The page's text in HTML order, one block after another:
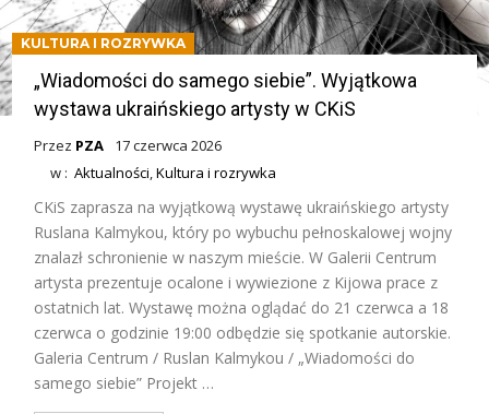
KULTURA I ROZRYWKA
„Wiadomości do samego siebie”. Wyjątkowa
wystawa ukraińskiego artysty w CKiS
Przez PZA
17 czerwca 2026
w :Aktualności,Kultura i rozrywka
CKiS zaprasza na wyjątkową wystawę ukraińskiego artysty
Ruslana Kalmykou, który po wybuchu pełnoskalowej wojny
znalazł schronienie w naszym mieście. W Galerii Centrum
artysta prezentuje ocalone i wywiezione z Kijowa prace z
ostatnich lat. Wystawę można oglądać do 21 czerwca a 18
czerwca o godzinie 19:00 odbędzie się spotkanie autorskie.
Galeria Centrum / Ruslan Kalmykou / „Wiadomości do
samego siebie” Projekt …